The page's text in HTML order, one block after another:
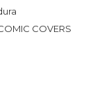
COVERS